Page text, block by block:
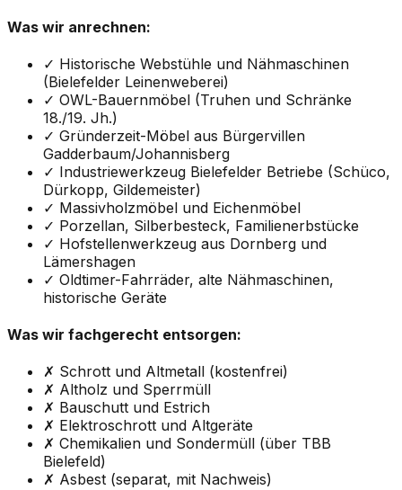
Was wir anrechnen:
✓ Historische Webstühle und Nähmaschinen
(Bielefelder Leinenweberei)
✓ OWL-Bauernmöbel (Truhen und Schränke
18./19. Jh.)
✓ Gründerzeit-Möbel aus Bürgervillen
Gadderbaum/Johannisberg
✓ Industriewerkzeug Bielefelder Betriebe (Schüco,
Dürkopp, Gildemeister)
✓ Massivholzmöbel und Eichenmöbel
✓ Porzellan, Silberbesteck, Familienerbstücke
✓ Hofstellenwerkzeug aus Dornberg und
Lämershagen
✓ Oldtimer-Fahrräder, alte Nähmaschinen,
historische Geräte
Was wir fachgerecht entsorgen:
✗ Schrott und Altmetall (kostenfrei)
✗ Altholz und Sperrmüll
✗ Bauschutt und Estrich
✗ Elektroschrott und Altgeräte
✗ Chemikalien und Sondermüll (über TBB
Bielefeld)
✗ Asbest (separat, mit Nachweis)